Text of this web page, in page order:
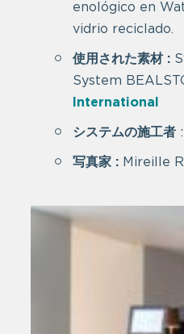
enológico en
vidrio reciclado.
使用された素材 :
System
International
システムの施工者:
写真家 : Mireille